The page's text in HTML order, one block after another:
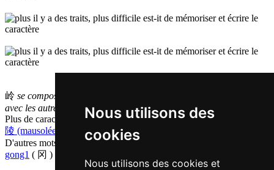
Nous utilisons des
cookies
Nous utilisons des cookies et
岭 se compose de 8
avec les autres caractères simplifiés (en moyenne: 13,1 traits).
Plus de caractères qui se prononcentling4 en chinois
陵 (mausolée)
零 (zéro) , 灵 (intelligent)
D'autres mots qui signifientcrête en chinois
gong1 ( 冈 )